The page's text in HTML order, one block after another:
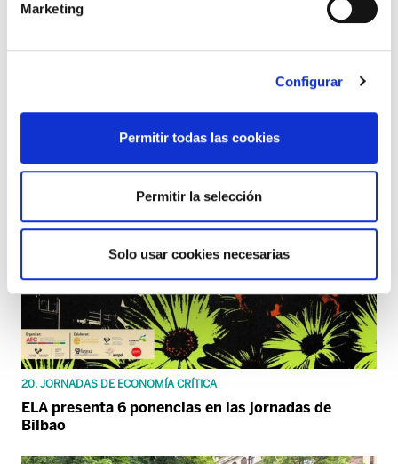
Marketing
Configurar
Permitir todas las cookies
Permitir la selección
Solo usar cookies necesarias
20. JORNADAS DE ECONOMÍA CRÍTICA
ELA presenta 6 ponencias en las jornadas de
Bilbao